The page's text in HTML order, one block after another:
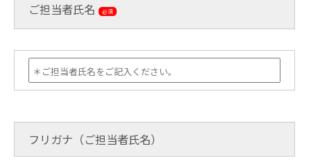
ご担当者氏名 必須
フリガナ（ご担当者氏名）